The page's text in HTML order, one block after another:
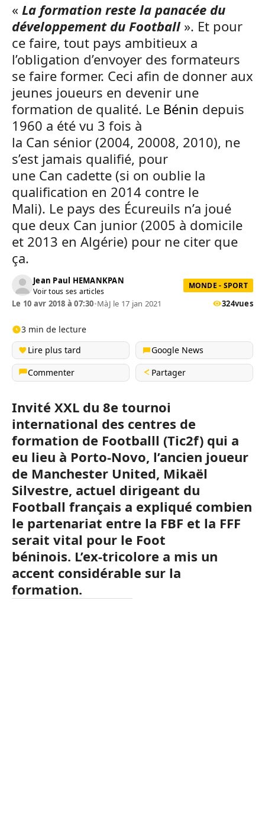
« La formation reste la panacée du
développement du Football ». Et pour
ce faire, tout pays ambitieux a
l’obligation d’envoyer des formateurs
se faire former. Ceci afin de donner aux
jeunes joueurs en devenir une
formation de qualité. Le Bénin depuis
1960 a été vu 3 fois à
la Can sénior (2004, 20008, 2010), ne
s’est jamais qualifié, pour
une Can cadette (si on oublie la
qualification en 2014 contre le
Mali). Le pays des Écureuils n’a joué
que deux Can junior (2005 à domicile
et 2013 en Algérie) pour ne citer que
ça.
Jean Paul HEMANKPAN
Voir tous ses articles
MONDE - SPORT
Le 10 avr 2018 à 07:30•MàJ le 17 jan 2021 324vues
3 min de lecture
Lire plus tard
Google News
Commenter
Partager
Invité XXL du 8e tournoi
international des centres de
formation de Footballl (Tic2f) qui a
eu lieu à Porto-Novo, l’ancien joueur
de Manchester United, Mikaël
Silvestre, actuel dirigeant du
Football français a expliqué combien
le partenariat entre la FBF et la FFF
serait vital pour le Foot
béninois. L’ex-tricolore a mis un
accent considérable sur la
formation.